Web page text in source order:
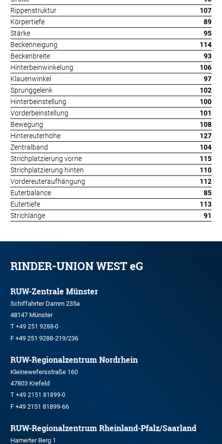
Rippenstruktur
107
Körpertiefe
89
Stärke
95
Beckenneigung
114
Beckenbreite
93
Hinterbeinwinkelung
106
Klauenwinkel
97
Sprunggelenk
102
Hinterbeinstellung
100
Vorderbeinstellung
101
Bewegung
108
Hintereuterhöhe
127
Zentralband
104
Strichplatzierung vorne
115
Strichplatzierung hinten
110
Vordereuteraufhängung
112
Euterbalance
85
Eutertiefe
113
Strichlänge
91
RINDER-UNION WEST eG
RUW-Zentrale Münster
Schiffahrter Damm 235a
48147 Münster
T +49 251 9288-0
F +49 251 9288-219/236
RUW-Regionalzentrum Nordrhein
Kleinewefersstraße 160
47803 Krefeld
T +49 2151 81899-0
F +49 2151 81899-66
RUW-Regionalzentrum Rheinland-Pfalz/Saarland
Hamerter Berg 1